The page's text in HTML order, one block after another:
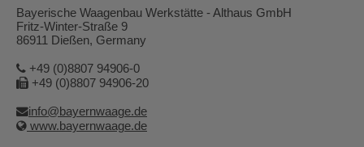
Bayerische Waagenbau Werkstätte - Althaus GmbH
Fritz-Winter-Straße 9
86911 Dießen, Germany
+49 (0)8807 94906-0
+49 (0)8807 94906-20
info@bayernwaage.de
www.bayernwaage.de